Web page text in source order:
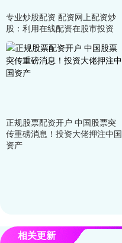
专业炒股配资 配资网上配资炒
股：利用在线配资在股市投资
正规股票配资开户 中国股票突
传重磅消息！投资大佬押注中国
资产
相关更新